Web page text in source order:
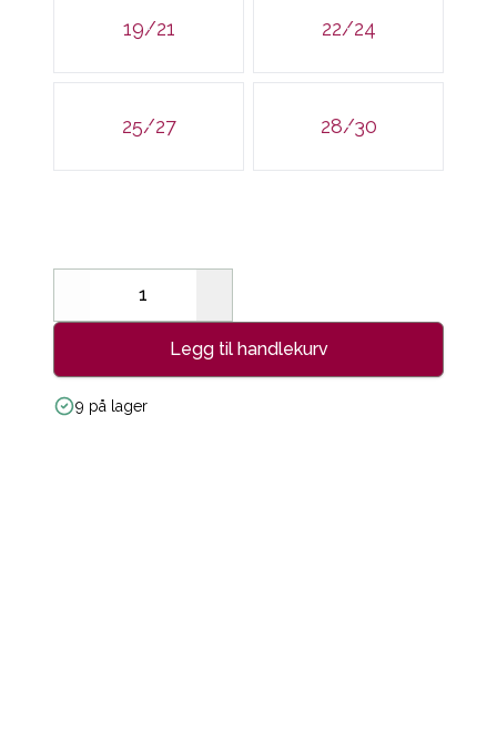
19/21 22/24
25/27 28/30
Decrease
Legg til handlekurv
9 på lager